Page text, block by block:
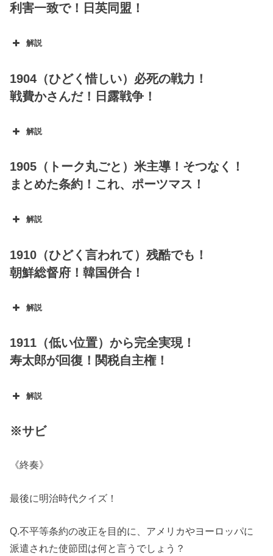
利害一致で！日英同盟！
解説
1904（ひどく惜しい）必死の戦力！
戦費かさんだ！日露戦争！
解説
1905（トーク丸ごと）米主導！そつなく！
まとめた条約！これ、ポーツマス！
解説
1910（ひどく言われて）残酷でも！
朝鮮総督府！韓国併合！
解説
1911（低い位置）から完全実現！
寿太郎が回復！関税自主権！
解説
※サビ
《終奏》
最後に明治時代クイズ！
Q.不平等条約の改正を目的に、アメリカやヨーロッパに
派遣された使節団は何と言うでしょう？